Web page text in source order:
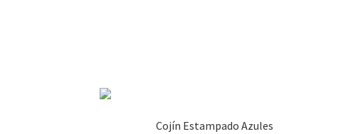
Cojín Estampado Azules